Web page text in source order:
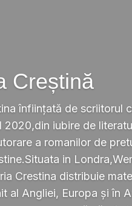
Creștină
înființată de scriitorul
2020,din iubire de
a romanilor de
in
Crestina distribuie
al Angliei, Europa și în